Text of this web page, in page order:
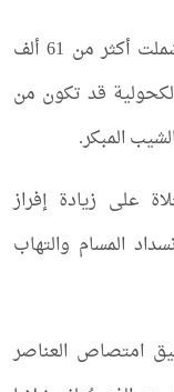
وحلل الباحثون بيانات 17 دراسة تغذية شملت أكثر من 61 ألف
قد تكون من
المبكر.
على زيادة إفراز
المسام والتهاب
امتصاص العناصر